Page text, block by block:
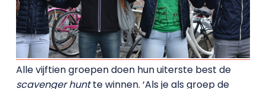
Alle vijftien groepen doen hun uiterste best de
scavenger huntte winnen. ‘Als je als groep de